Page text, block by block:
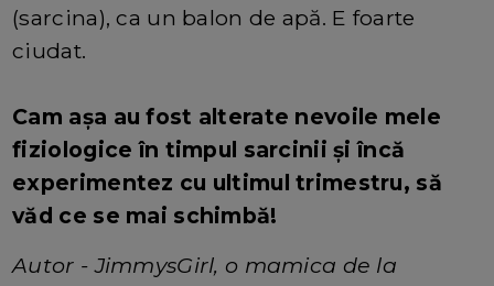
(sarcina), ca un balon de apă. E foarte
ciudat.
Cam așa au fost alterate nevoile mele
fiziologice în timpul sarcinii și încă
experimentez cu ultimul trimestru, să
văd ce se mai schimbă!
Autor - JimmysGirl, o mamica de la